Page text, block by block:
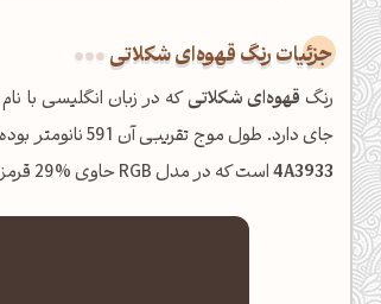
جزئیات رنگ قهوه‌ای شکلاتی
رنگقهوه‌ای شکلاتیکه در زبان انگلیسی با نام
جای دارد. طول موج تقریبی آن 591 نانومتر بوده و با مقدار 16 درجه Hue، در خانواده
4A3933است که در مدل RGB حاوی %29 قرمز، %22 سبز و %20 آبی می‌باشد.